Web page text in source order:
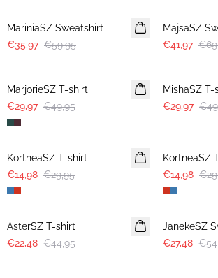
MariniaSZ Sweatshirt
€35,97 €59,95
MajsaSZ
€41,97
MarjorieSZ T-shirt
€29,97 €49,95
MishaSZ T-
€29,97
-50%
KortneaSZ T-shirt
€14,98 €29,95
KortneaSZ
€14,98
-50%
AsterSZ T-shirt
€22,48 €44,95
-50%
JanekeSZ
€27,48